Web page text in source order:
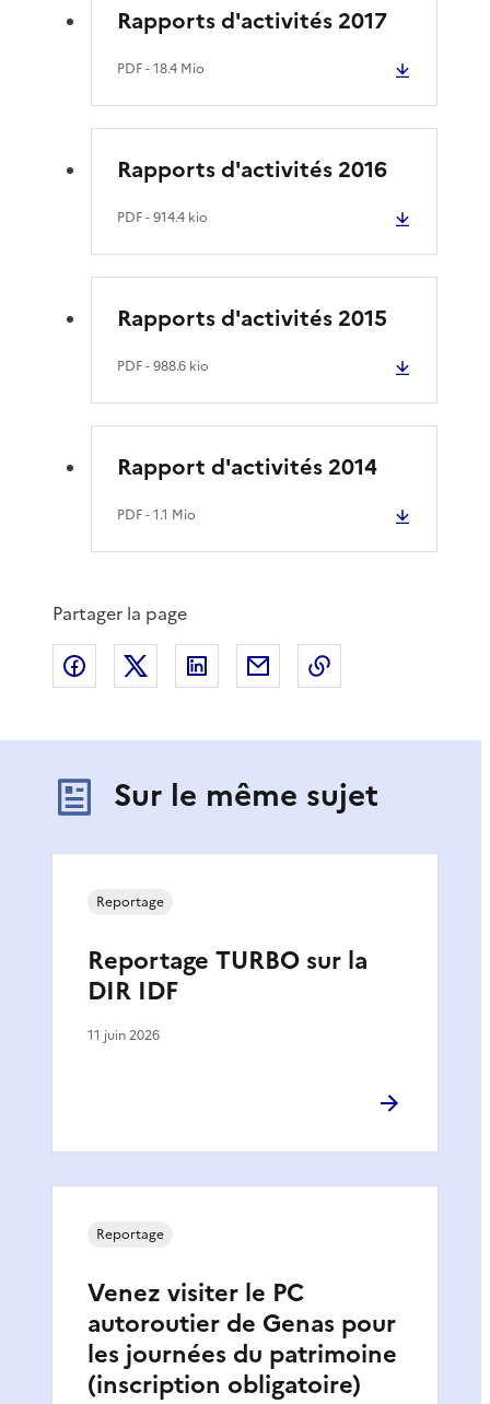
Rapports d'activités 2017
PDF- 18.4 Mio
Rapports d'activités 2016
PDF- 914.4 kio
Rapports d'activités 2015
PDF- 988.6 kio
Rapport d'activités 2014
PDF- 1.1 Mio
Partager la page
Partager sur Facebook
Partager sur XPartager sur LinkedIn
Partager par email
Sur le même sujet
Reportage TURBO sur la
DIR IDF
Reportage
11 juin 2026
Venez visiter le PC
autoroutier de Genas pour
les journées du patrimoine
(inscription obligatoire)
Reportage